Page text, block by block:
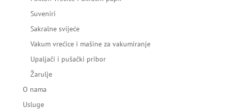
Suveniri
Sakralne svijeće
Vakum vrećice i mašine za vakumiranje
Upaljači i pušački pribor
Žarulje
O nama
Usluge